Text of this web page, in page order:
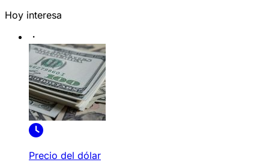
Hoy interesa
Precio del dólar